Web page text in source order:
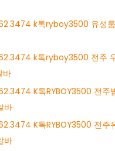
k톡ryboy3500 유성
k톡ryboy3500 전주
바
K톡RYBOY3500 전주
바
K톡RYBOY3500 전주
바